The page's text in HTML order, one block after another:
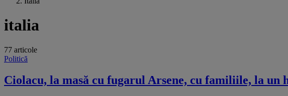
italia
77 articole
Politică
Ciolacu, la masă cu fugarul Arsene, cu familiile, la un